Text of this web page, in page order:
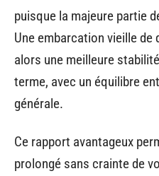
puisque la majeure partie
Une embarcation vieille
alors une meilleure
terme, avec un équilibre
générale.
Ce rapport avantageux
prolongé sans crainte de